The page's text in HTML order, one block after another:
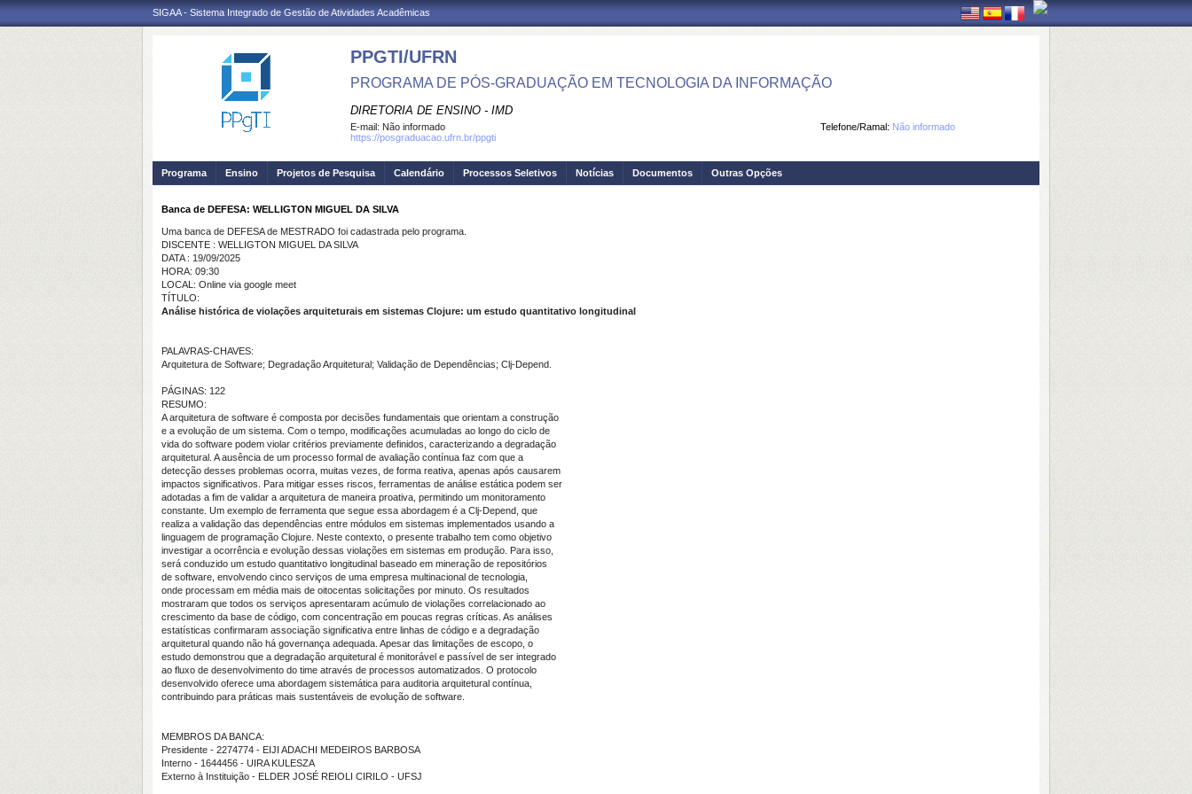
SIGAA - Sistema Integrado de Gestão de Atividades Acadêmicas
PPGTI/UFRN
PROGRAMA DE PÓS-GRADUAÇÃO EM TECNOLOGIA DA INFORMAÇÃO
DIRETORIA DE ENSINO - IMD
Telefone/Ramal: Não informado
E-mail: Não informado
https://posgraduacao.ufrn.br/ppgti
Programa Ensino Projetos de Pesquisa Calendário Processos Seletivos Notícias Documentos Outras Opções
Banca de DEFESA: WELLIGTON MIGUEL DA SILVA
Uma banca de DEFESA de MESTRADO foi cadastrada pelo programa.
DISCENTE : WELLIGTON MIGUEL DA SILVA
DATA : 19/09/2025
HORA: 09:30
LOCAL: Online via google meet
TÍTULO:
Análise histórica de violações arquiteturais em sistemas Clojure: um estudo quantitativo longitudinal
PALAVRAS-CHAVES:
Arquitetura de Software; Degradação Arquitetural; Validação de Dependências; Clj-Depend.
PÁGINAS: 122
RESUMO:
A arquitetura de software é composta por decisões fundamentais que orientam a construção
e a evolução de um sistema. Com o tempo, modificações acumuladas ao longo do ciclo de
vida do software podem violar critérios previamente definidos, caracterizando a degradação
arquitetural. A ausência de um processo formal de avaliação contínua faz com que a
detecção desses problemas ocorra, muitas vezes, de forma reativa, apenas após causarem
impactos significativos. Para mitigar esses riscos, ferramentas de análise estática podem ser
adotadas a fim de validar a arquitetura de maneira proativa, permitindo um monitoramento
constante. Um exemplo de ferramenta que segue essa abordagem é a Clj-Depend, que
realiza a validação das dependências entre módulos em sistemas implementados usando a
linguagem de programação Clojure. Neste contexto, o presente trabalho tem como objetivo
investigar a ocorrência e evolução dessas violações em sistemas em produção. Para isso,
será conduzido um estudo quantitativo longitudinal baseado em mineração de repositórios
de software, envolvendo cinco serviços de uma empresa multinacional de tecnologia,
onde processam em média mais de oitocentas solicitações por minuto. Os resultados
mostraram que todos os serviços apresentaram acúmulo de violações correlacionado ao
crescimento da base de código, com concentração em poucas regras críticas. As análises
estatísticas confirmaram associação significativa entre linhas de código e a degradação
arquitetural quando não há governança adequada. Apesar das limitações de escopo, o
estudo demonstrou que a degradação arquitetural é monitorável e passível de ser integrado
ao fluxo de desenvolvimento do time através de processos automatizados. O protocolo
desenvolvido oferece uma abordagem sistemática para auditoria arquitetural contínua,
contribuindo para práticas mais sustentáveis de evolução de software.
MEMBROS DA BANCA:
Presidente - 2274774 - EIJI ADACHI MEDEIROS BARBOSA
Interno - 1644456 - UIRA KULESZA
Externo à Instituição - ELDER JOSÉ REIOLI CIRILO - UFSJ